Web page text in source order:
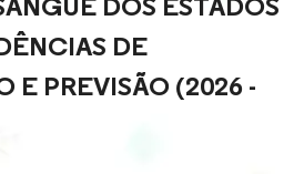
DE
E PREVISÃO (2026 -